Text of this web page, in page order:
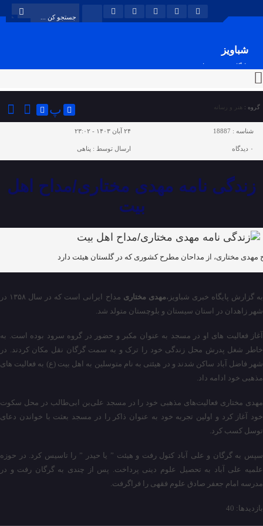
شباویز
پایگاه خبری شباویز
گروه : هنر و رسانه پ
شناسه : 18887 ۲۴ آبان ۱۴۰۳ - ۲۳:۰۲
۰ دیدگاه ارسال توسط : پناهی
زندگی نامه مهدی مختاری/مداح اهل
بیت
مهدی مختاری، از مداحان مطرح کشوری که در گلستان هیئت دارد
به گزارش پایگاه خبری شباویز،مهدی مختاری
مداح ایرانی است که در سال ۱۳۵۸ در
شهر زاهدان در استان سیستان و بلوچستان متولد شد.
آغاز فعالیت های او در مسجد به عنوان مکبر و حضور در گروه سرود بوده است. به
خاطر شغل پدرش محل زندگی خود را ترک و به سمت گرگان نقل مکان کردند. در
شهر فاضل آباد ساکن شدند و در هیئتی به نام متوسلین به اهل بیت (ع) به فعالیت های
مذهبی خود ادامه داد.
مهدی مختاری فعالیت‌های مذهبی خود را در مسجد علی‌بن ابی‌طالب در محل سکوت
خود آغاز کرد و اولین تجربه خود به عنوان ذاکر را در مسجد بعثت با خواندن دعای
توسل کسب کرد.
سپس به گرگان و علی آباد کتول رفت و هیئت ” یا حیدر ” را تاسیس کرد. در حوزه
علمیه علی آباد به تحصیل علوم دینی پرداخت. پس از چندی به گرگان رفت و در
مدرسه امام جعفر صادق علوم فقهی را فراگرفت.
بازدیدها: 40